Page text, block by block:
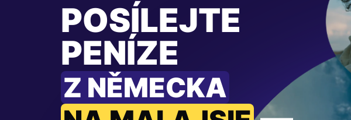
POSÍLEJTE
PENÍZE
Z NĚMECKA